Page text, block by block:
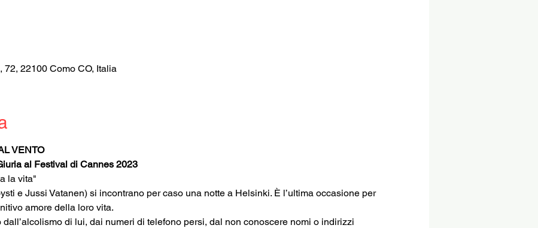
72, 22100 Como CO, Italia
VENTO
al Festival di Cannes 2023
la vita"
e Jussi Vatanen) si incontrano per caso una notte a Helsinki. È l’ultima occasione per
amore della loro vita.
di lui, dai numeri di telefono persi, dal non conoscere nomi o indirizzi